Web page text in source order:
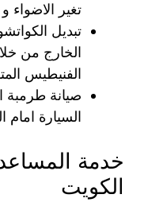
تغير الاضواء و
تبديل
الخارج من
الفنيطيس
صيانة طرمبة
السيارة امام
خدمة
الكويت